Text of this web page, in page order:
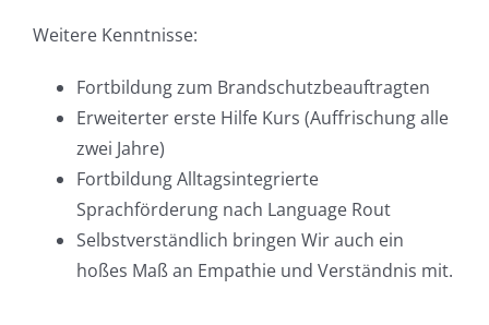
Weitere Kenntnisse:
Fortbildung zum Brandschutzbeauftragten
Erweiterter erste Hilfe Kurs (Auffrischung alle
zwei Jahre)
Fortbildung Alltagsintegrierte
Sprachförderung nach Language Rout
Selbstverständlich bringen Wir auch ein
hoßes Maß an Empathie und Verständnis mit.